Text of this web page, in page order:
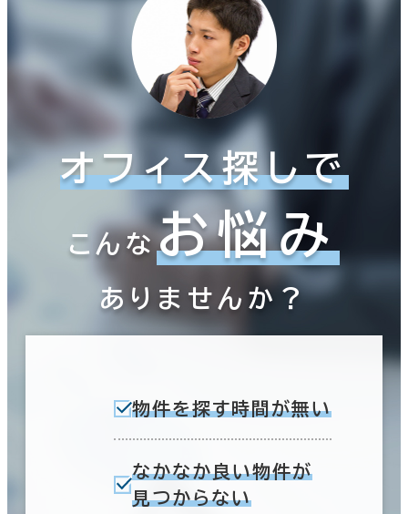
オフィス探しで
こんなお悩み
ありませんか？
物件を探す時間が無い
なかなか良い物件が
見つからない